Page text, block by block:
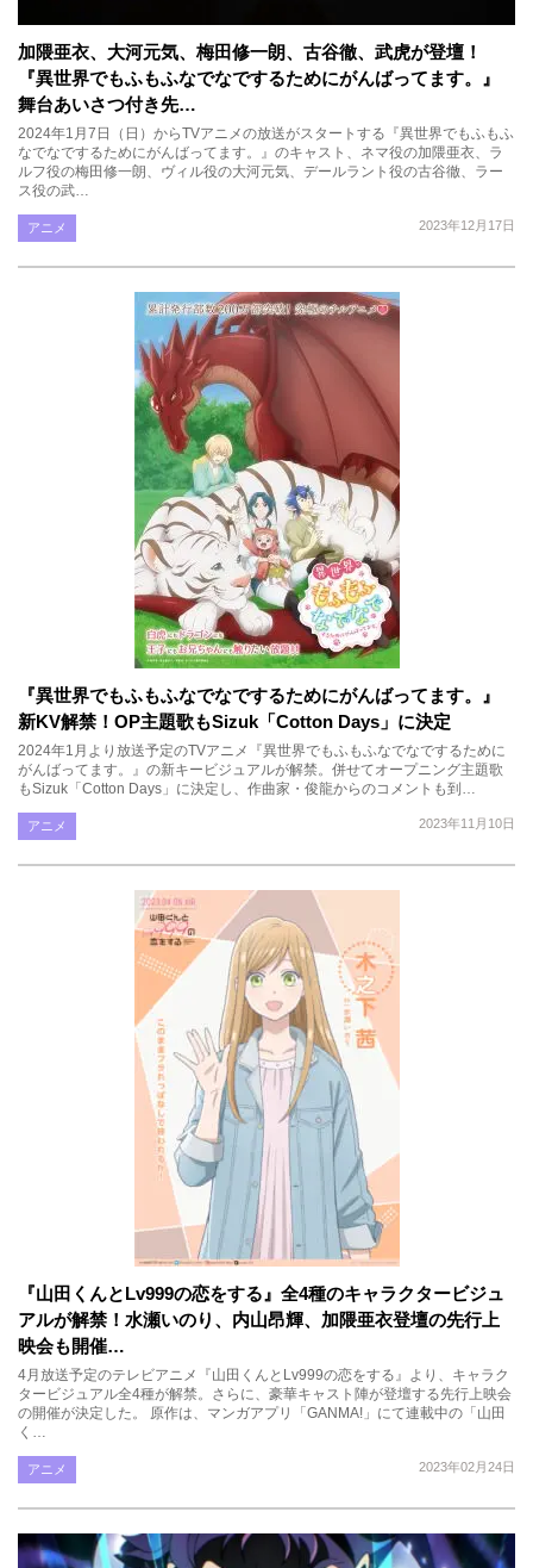
加隈亜衣、大河元気、梅田修一朗、古谷徹、武虎が登壇！
『異世界でもふもふなでなでするためにがんばってます。』
舞台あいさつ付き先…
2024年1月7日（日）からTVアニメの放送がスタートする『異世界でもふもふ
なでなでするためにがんばってます。』のキャスト、ネマ役の加隈亜衣、ラ
ルフ役の梅田修一朗、ヴィル役の大河元気、デールラント役の古谷徹、ラー
ス役の武…
2023年12月17日
アニメ
『異世界でもふもふなでなでするためにがんばってます。』
新KV解禁！OP主題歌もSizuk「Cotton Days」に決定
2024年1月より放送予定のTVアニメ『異世界でもふもふなでなでするために
がんばってます。』の新キービジュアルが解禁。併せてオープニング主題歌
もSizuk「Cotton Days」に決定し、作曲家・俊龍からのコメントも到…
2023年11月10日
アニメ
『山田くんとLv999の恋をする』全4種のキャラクタービジュ
アルが解禁！水瀬いのり、内山昂輝、加隈亜衣登壇の先行上
映会も開催…
4月放送予定のテレビアニメ『山田くんとLv999の恋をする』より、キャラク
タービジュアル全4種が解禁。さらに、豪華キャスト陣が登壇する先行上映会
の開催が決定した。 原作は、マンガアプリ「GANMA!」にて連載中の「山田
く…
2023年02月24日
アニメ